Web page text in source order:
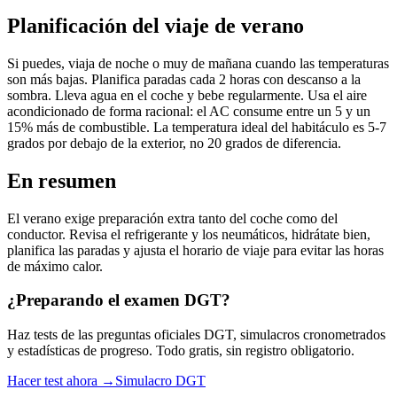
Planificación del viaje de verano
Si puedes, viaja de noche o muy de mañana cuando las temperaturas
son más bajas. Planifica paradas cada 2 horas con descanso a la
sombra. Lleva agua en el coche y bebe regularmente. Usa el aire
acondicionado de forma racional: el AC consume entre un 5 y un
15% más de combustible. La temperatura ideal del habitáculo es 5-7
grados por debajo de la exterior, no 20 grados de diferencia.
En resumen
El verano exige preparación extra tanto del coche como del
conductor. Revisa el refrigerante y los neumáticos, hidrátate bien,
planifica las paradas y ajusta el horario de viaje para evitar las horas
de máximo calor.
¿Preparando el examen DGT?
Haz tests de las preguntas oficiales DGT, simulacros cronometrados
y estadísticas de progreso. Todo gratis, sin registro obligatorio.
Hacer test ahora → Simulacro DGT